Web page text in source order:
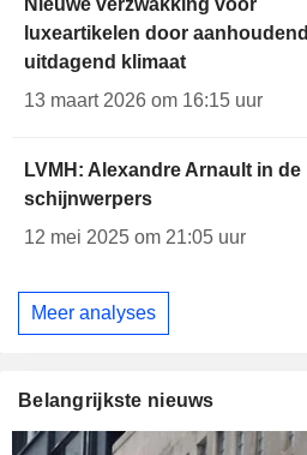
Nieuwe verzwakking voor
luxeartikelen door aanhoudend
uitdagend klimaat
13 maart 2026 om 16:15 uur
LVMH: Alexandre Arnault in de
schijnwerpers
12 mei 2025 om 21:05 uur
Meer analyses
Belangrijkste nieuws